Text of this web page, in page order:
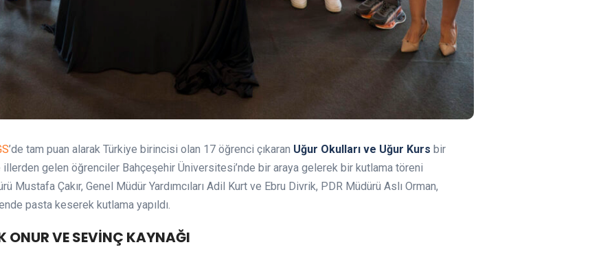
’de tam puan alarak Türkiye birincisi olan 17 öğrenci çıkaran Uğur Okulları ve Uğur Kurs bir
illerden gelen öğrenciler Bahçeşehir Üniversitesi’nde bir araya gelerek bir kutlama töreni
Mustafa Çakır, Genel Müdür Yardımcıları Adil Kurt ve Ebru Divrik, PDR Müdürü Aslı Orman,
pasta keserek kutlama yapıldı.
ONUR VE SEVİNÇ KAYNAĞI